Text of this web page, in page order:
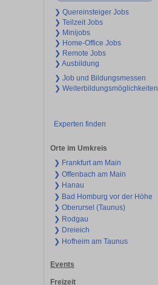
❯ Quereinsteiger Jobs
❯ Teilzeit Jobs
❯ Minijobs
❯ Home-Office Jobs
❯ Remote Jobs
❯ Ausbildung
❯ Job und Bildungsmessen
❯ Weiterbildungsmöglichkeiten
Experten finden
Orte im Umkreis
❯ Frankfurt am Main
❯ Offenbach am Main
❯ Hanau
❯ Bad Homburg vor der Höhe
❯ Oberursel (Taunus)
❯ Rodgau
❯ Dreieich
❯ Hofheim am Taunus
Events
Freizeit